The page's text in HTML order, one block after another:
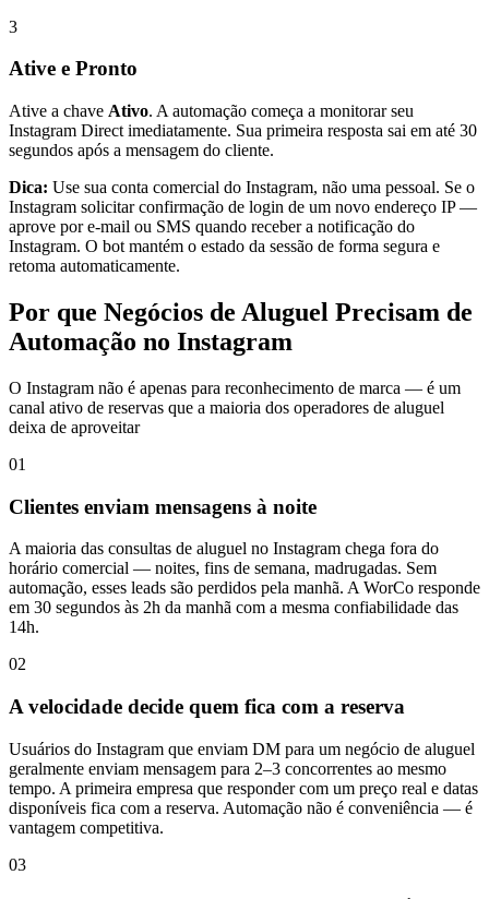
3
Ative e Pronto
Ative a chave Ativo. A automação começa a monitorar seu
Instagram Direct imediatamente. Sua primeira resposta sai em até 30
segundos após a mensagem do cliente.
Dica: Use sua conta comercial do Instagram, não uma pessoal. Se o
Instagram solicitar confirmação de login de um novo endereço IP —
aprove por e-mail ou SMS quando receber a notificação do
Instagram. O bot mantém o estado da sessão de forma segura e
retoma automaticamente.
Por que Negócios de Aluguel Precisam de
Automação no Instagram
O Instagram não é apenas para reconhecimento de marca — é um
canal ativo de reservas que a maioria dos operadores de aluguel
deixa de aproveitar
01
Clientes enviam mensagens à noite
A maioria das consultas de aluguel no Instagram chega fora do
horário comercial — noites, fins de semana, madrugadas. Sem
automação, esses leads são perdidos pela manhã. A WorCo responde
em 30 segundos às 2h da manhã com a mesma confiabilidade das
14h.
02
A velocidade decide quem fica com a reserva
Usuários do Instagram que enviam DM para um negócio de aluguel
geralmente enviam mensagem para 2–3 concorrentes ao mesmo
tempo. A primeira empresa que responder com um preço real e datas
disponíveis fica com a reserva. Automação não é conveniência — é
vantagem competitiva.
03